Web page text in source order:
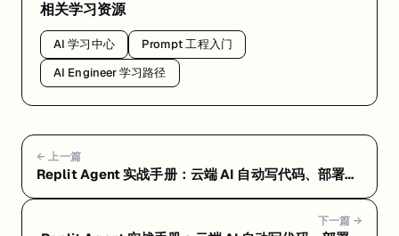
相关学习资源
AI 学习中心
Prompt 工程入门
AI Engineer 学习路径
← 上一篇
Replit Agent 实战手册：云端 AI 自动写代码、部署一
下一篇 →